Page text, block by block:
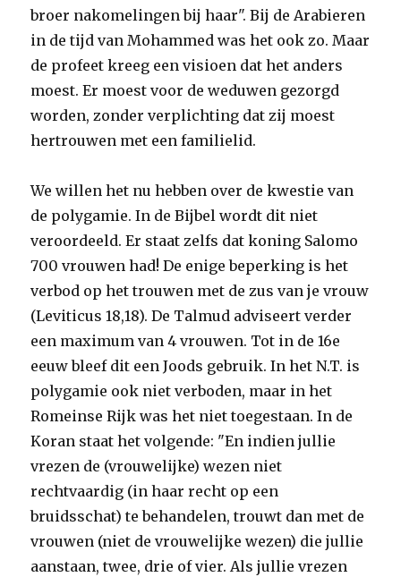
broer nakomelingen bij haar". Bij de Arabieren
in de tijd van Mohammed was het ook zo. Maar
de profeet kreeg een visioen dat het anders
moest. Er moest voor de weduwen gezorgd
worden, zonder verplichting dat zij moest
hertrouwen met een familielid.
We willen het nu hebben over de kwestie van
de polygamie. In de Bijbel wordt dit niet
veroordeeld. Er staat zelfs dat koning Salomo
700 vrouwen had! De enige beperking is het
verbod op het trouwen met de zus van je vrouw
(Leviticus 18,18). De Talmud adviseert verder
een maximum van 4 vrouwen. Tot in de 16e
eeuw bleef dit een Joods gebruik. In het N.T. is
polygamie ook niet verboden, maar in het
Romeinse Rijk was het niet toegestaan. In de
Koran staat het volgende: "En indien jullie
vrezen de (vrouwelijke) wezen niet
rechtvaardig (in haar recht op een
bruidsschat) te behandelen, trouwt dan met de
vrouwen (niet de vrouwelijke wezen) die jullie
aanstaan, twee, drie of vier. Als jullie vrezen